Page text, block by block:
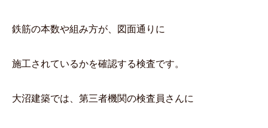
鉄筋の本数や組み方が、図面通りに
施工されているかを確認する検査です。
大沼建築では、第三者機関の検査員さんに